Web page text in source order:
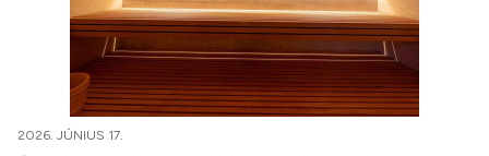
2026. JÚNIUS 17.